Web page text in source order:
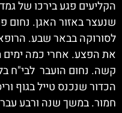
הקליעים פגע בירכו של
שנעצר באזור האגן. נחום
לסורוקה בבאר שבע.
את הפצע. אחרי כמה
קשה. נחום הועבר לבי"ח
הכדור שנכנס טייל בגוף
חמור. במשך שנה ורבע